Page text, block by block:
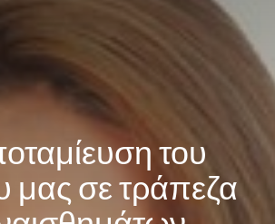
του
μας σε τράπεζα